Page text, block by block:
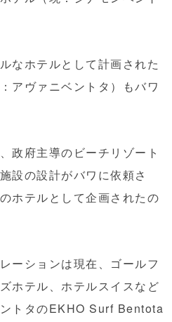
なホテルとして計画された
アヴァニベントタ）もバワ
政府主導のビーチリゾート
設の設計がバワに依頼さ
ホテルとして企画されたの
ーションは現在、ゴールフ
ホテル、ホテルスイスなど
トタのEKHO Surf Bentota